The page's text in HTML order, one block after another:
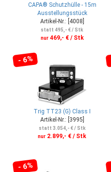
CAPA® Schutzhülle - 15m
Ausstellungsstück
Artikel-Nr.: [4008]
statt 495,- € / Stk
nur469,- € / Stk
- 6%
Trig TT23 (G) Class I
Artikel-Nr.: [3995]
statt 3.054,- € / Stk
nur 2.899,- € / Stk
- 6%